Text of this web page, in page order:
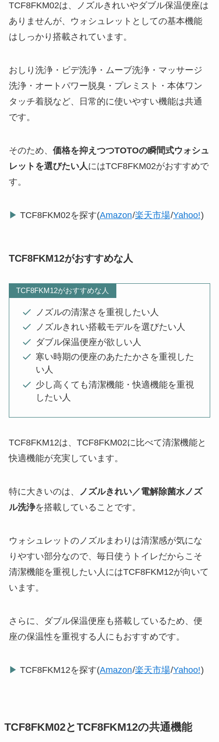
TCF8FKM02は、ノズルきれいやダブル保温便座は
ありませんが、ウォシュレットとしての基本機能
はしっかり搭載されています。
おしり洗浄・ビデ洗浄・ムーブ洗浄・マッサージ
洗浄・オートパワー脱臭・プレミスト・本体ワン
タッチ着脱など、日常的に使いやすい機能は共通
です。
そのため、 価格を抑えつつTOTOの瞬間式ウォシュ
レットを選びたい人 にはTCF8FKM02がおすすめで
す。
▶ TCF8FKM02を探す(Amazon/楽天市場/Yahoo!)
TCF8FKM12がおすすめな人
TCF8FKM12がおすすめな人
ノズルの清潔さを重視したい人
ノズルきれい搭載モデルを選びたい人
ダブル保温便座が欲しい人
寒い時期の便座のあたたかさを重視した
い人
少し高くても清潔機能・快適機能を重視
したい人
TCF8FKM12は、TCF8FKM02に比べて清潔機能と
快適機能が充実しています。
特に大きいのは、
ノズルきれい／電解除菌水ノズ
ル洗浄を搭載していることです。
ウォシュレットのノズルまわりは清潔感が気にな
りやすい部分なので、毎日使うトイレだからこそ
清潔機能を重視したい人にはTCF8FKM12が向いて
います。
さらに、ダブル保温便座も搭載しているため、便
座の保温性を重視する人にもおすすめです。
▶ TCF8FKM12を探す(Amazon/楽天市場/Yahoo!)
TCF8FKM02とTCF8FKM12の共通機能